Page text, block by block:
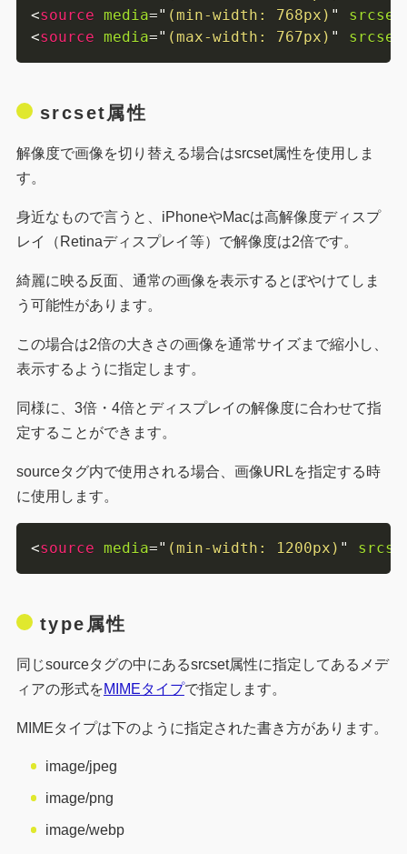
<source media=" (min-width: 768px) " srcset
<source media=" (max-width: 767px) " srcset
srcset属性
解像度で画像を切り替える場合はsrcset属性を使用しま
す。
身近なもので言うと、iPhoneやMacは高解像度ディスプ
レイ（Retinaディスプレイ等）で解像度は2倍です。
綺麗に映る反面、通常の画像を表示するとぼやけてしま
う可能性があります。
この場合は2倍の大きさの画像を通常サイズまで縮小し、
表示するように指定します。
同様に、3倍・4倍とディスプレイの解像度に合わせて指
定することができます。
sourceタグ内で使用される場合、画像URLを指定する時
に使用します。
<source media=" (min-width: 1200px) "
type属性
同じsourceタグの中にあるsrcset属性に指定してあるメデ
ィアの形式をMIMEタイプで指定します。
MIMEタイプは下のように指定された書き方があります。
image/jpeg
image/png
image/webp